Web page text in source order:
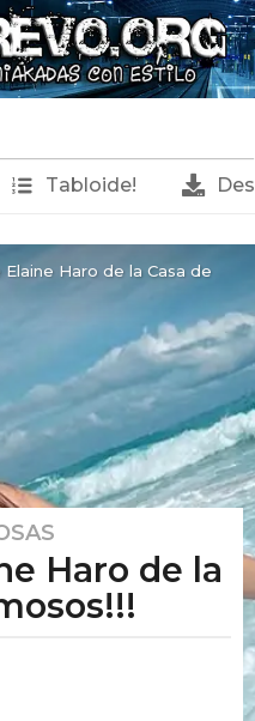
Tabloide!
Elaine Haro de la Casa de
Haro de la